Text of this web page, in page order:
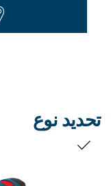
تحديد نوع